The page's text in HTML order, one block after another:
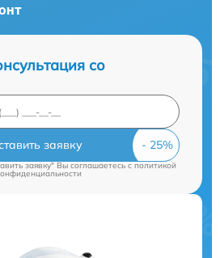
со
заявку
заявку" Вы соглашаетесь c политикой